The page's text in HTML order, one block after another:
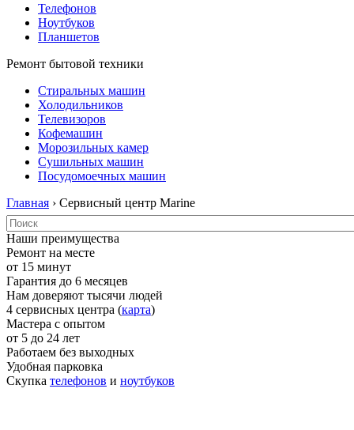
Телефонов
Ноутбуков
Планшетов
Ремонт бытовой техники
Стиральных машин
Холодильников
Телевизоров
Кофемашин
Морозильных камер
Сушильных машин
Посудомоечных машин
Главная › Сервисный центр Marine
Наши преимущества
Ремонт на месте
от 15 минут
Гарантия до 6 месяцев
Нам доверяют тысячи людей
4 сервисных центра (карта)
Мастера с опытом
от 5 до 24 лет
Работаем без выходных
Удобная парковка
Скупка телефонов и ноутбуков